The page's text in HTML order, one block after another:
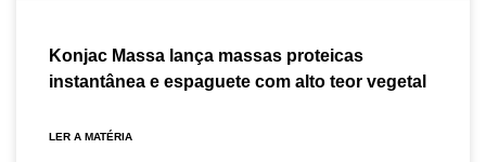
Konjac Massa lança massas proteicas
instantânea e espaguete com alto teor vegetal
LER A MATÉRIA